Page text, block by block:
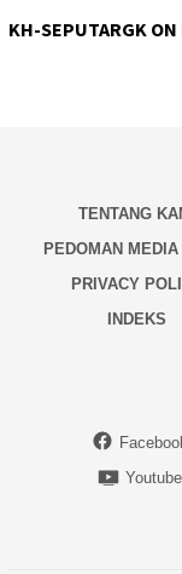
KH-SEPUTARGK ON
TENTANG
PEDOMAN
PRIVACY
INDEKS
Youtube